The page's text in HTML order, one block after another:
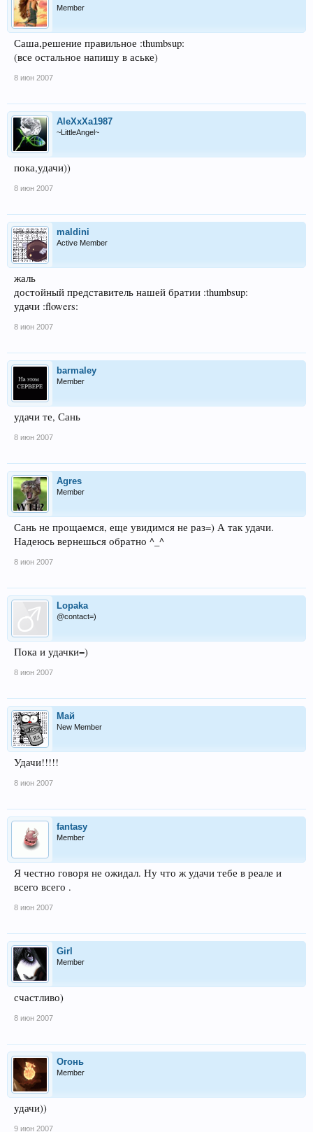
Member
Саша,решение правильное :thumbsup:
(все остальное напишу в аське)
8 июн 2007
AleXxXa1987
~LittleAngel~
пока,удачи))
8 июн 2007
maldini
Active Member
жаль
достойный представитель нашей братии :thumbsup:
удачи :flowers:
8 июн 2007
barmaley
Member
удачи те, Сань
8 июн 2007
Agres
Member
Сань не прощаемся, еще увидимся не раз=) А так удачи.
Надеюсь вернешься обратно ^_^
8 июн 2007
Lopaka
@contact=)
Пока и удачки=)
8 июн 2007
Май
New Member
Удачи!!!!!
8 июн 2007
fantasy
Member
Я честно говоря не ожидал. Ну что ж удачи тебе в реале и
всего всего .
8 июн 2007
Girl
Member
счастливо)
8 июн 2007
Огонь
Member
удачи))
9 июн 2007